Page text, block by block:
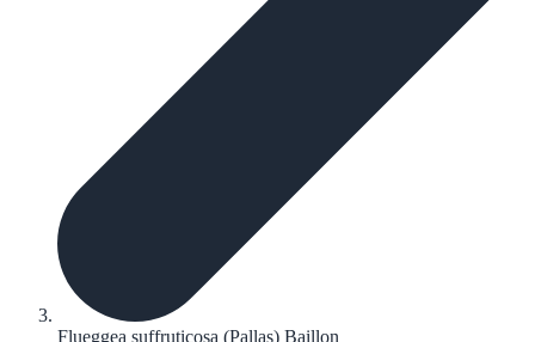
Flueggea suffruticosa (Pallas) Baillon